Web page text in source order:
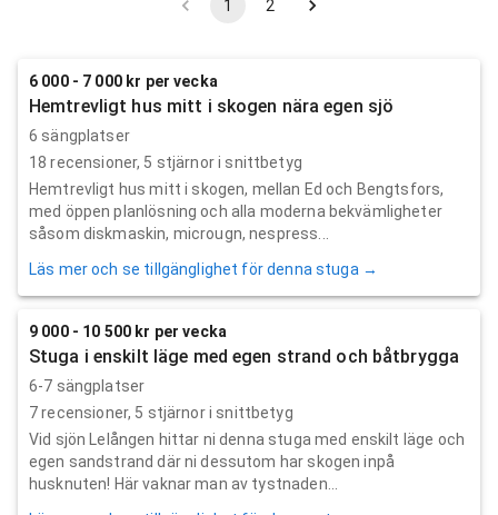
1 2
6 000 - 7 000 kr per vecka
Hemtrevligt hus mitt i skogen nära egen sjö
6 sängplatser
18 recensioner, 5 stjärnor i snittbetyg
Hemtrevligt hus mitt i skogen, mellan Ed och Bengtsfors,
med öppen planlösning och alla moderna bekvämligheter
såsom diskmaskin, microugn, nespress...
Läs mer och se tillgänglighet för denna stuga →
9 000 - 10 500 kr per vecka
Stuga i enskilt läge med egen strand och båtbrygga
6-7 sängplatser
7recensioner, 5 stjärnor i snittbetyg
Vid sjön Lelången hittar ni denna stuga med enskilt läge och
egen sandstrand där ni dessutom har skogen inpå
husknuten! Här vaknar man av tystnaden...